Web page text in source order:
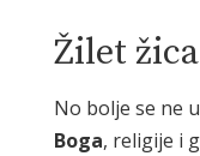
Žilet žica
No bolje se ne
Boga, religije i